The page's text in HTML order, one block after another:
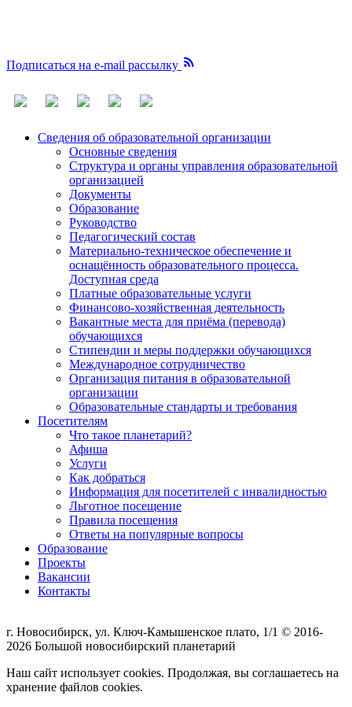
Подписаться на e-mail рассылку 
Сведения об образовательной организации
Основные сведения
Структура и органы управления образовательной
организацией
Документы
Образование
Руководство
Педагогический состав
Материально-техническое обеспечение и
оснащённость образовательного процесса.
Доступная среда
Платные образовательные услуги
Финансово-хозяйственная деятельность
Вакантные места для приёма (перевода)
обучающихся
Стипендии и меры поддержки обучающихся
Международное сотрудничество
Организация питания в образовательной
организации
Образовательные стандарты и требования
Посетителям
Что такое планетарий?
Афиша
Услуги
Как добраться
Информация для посетителей с инвалидностью
Льготное посещение
Правила посещения
Ответы на популярные вопросы
Образование
Проекты
Вакансии
Контакты
г. Новосибирск, ул. Ключ-Камышенское плато, 1/1 © 2016-
2026 Большой новосибирский планетарий
Наш сайт использует cookies. Продолжая, вы соглашаетесь на
хранение файлов cookies.